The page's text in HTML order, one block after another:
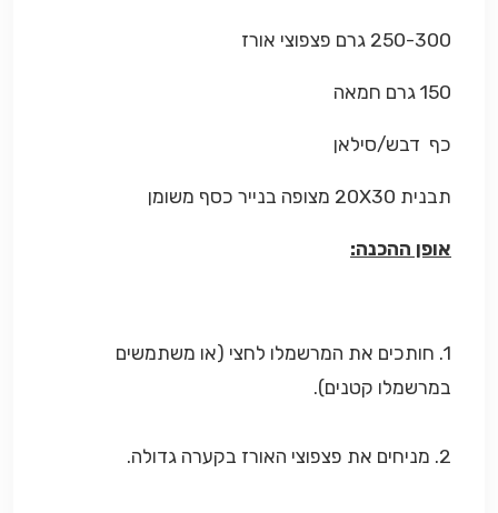
250-300 גרם פצפוצי אורז
150 גרם חמאה
כף דבש/סילאן
תבנית 20X30 מצופה בנייר כסף משומן
אופן ההכנה:
1. חותכים את המרשמלו לחצי (או משתמשים
במרשמלו קטנים).
2. מניחים את פצפוצי האורז בקערה גדולה.